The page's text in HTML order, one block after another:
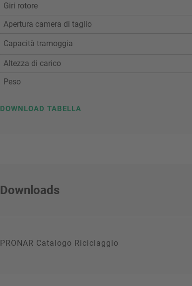
Giri rotore
Apertura camera di taglio
Capacità tramoggia
Altezza di carico
Peso
DOWNLOAD TABELLA
Downloads
PRONAR Catalogo Riciclaggio